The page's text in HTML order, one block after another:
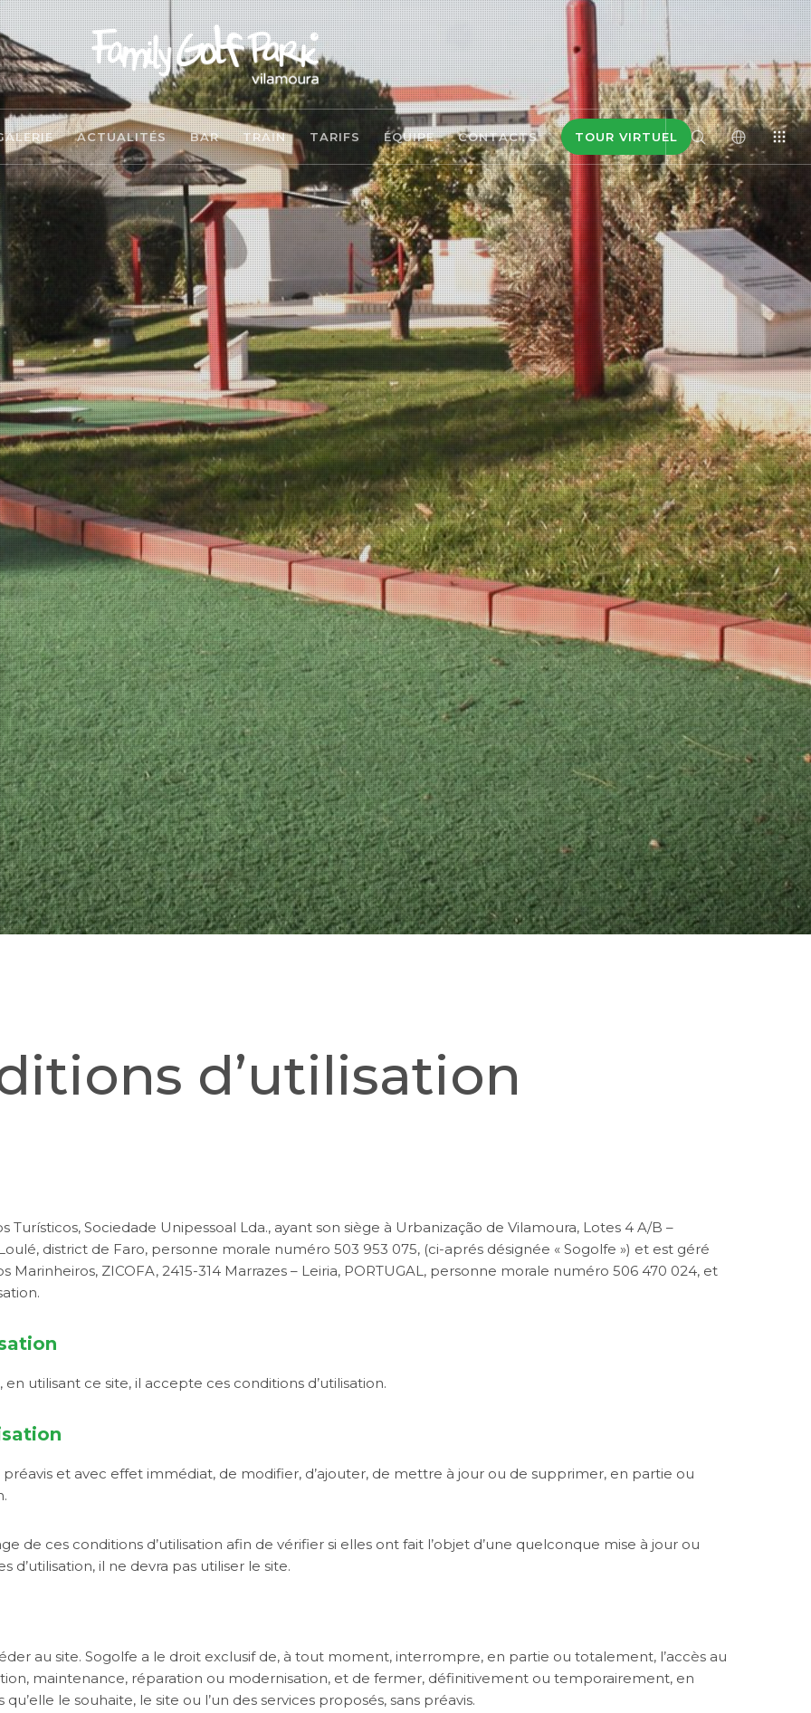
ACTUALITÉS BAR TRAIN TARIFS ÉQUIPE CONTACTS TOUR VIRTUEL
d’utilisation
Sociedade Unipessoal Lda., ayant son siège à Urbanização de Vilamoura, Lotes 4 A/B –
district de Faro, personne morale numéro 503 953 075, (ci-aprés désignée « Sogolfe ») et est géré
Marinheiros, ZICOFA, 2415-314 Marrazes – Leiria, PORTUGAL, personne morale numéro 506 470 024, et
utilisant ce site, il accepte ces conditions d’utilisation.
et avec effet immédiat, de modifier, d’ajouter, de mettre à jour ou de supprimer, en partie ou
de ces conditions d’utilisation afin de vérifier si elles ont fait l’objet d’une quelconque mise à jour ou
d’utilisation, il ne devra pas utiliser le site.
au site. Sogolfe a le droit exclusif de, à tout moment, interrompre, en partie ou totalement, l’accès au
maintenance, réparation ou modernisation, et de fermer, définitivement ou temporairement, en
le souhaite, le site ou l’un des services proposés, sans préavis.